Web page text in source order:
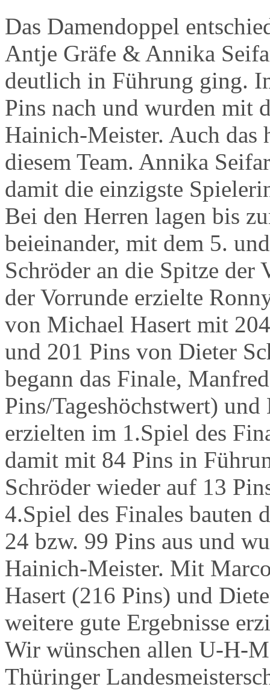
Das Damendoppel
Antje Gräfe & Annika
deutlich in Führung ging.
Pins nach und wurden mit
Hainich-Meister. Auch das
diesem Team. Annika
damit die einzigste
Bei den Herren lagen bis
beieinander, mit dem 5.
Schröder an die Spitze der
der Vorrunde erzielte
von Michael Hasert mit
und 201 Pins von Dieter
begann das Finale,
Pins/Tageshöchstwert)
erzielten im 1.Spiel des
damit mit 84 Pins in
Schröder wieder auf 13
4.Spiel des Finales bauten
24 bzw. 99 Pins aus und
Hainich-Meister. Mit
Hasert (216 Pins) und
weitere gute Ergebnisse
Wir wünschen allen U-H-
Thüringer